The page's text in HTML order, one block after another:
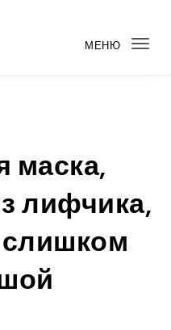
МЕНЮ
маска,
лифчика,
слишком